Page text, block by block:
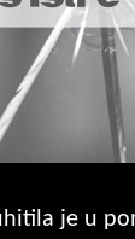
je u